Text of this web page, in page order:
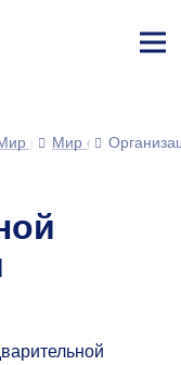
ине
развития
возможностей
Мир сотрудника